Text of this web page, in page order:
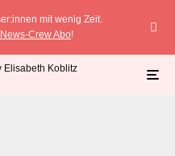
mit wenig Zeit.
News-Crew Abo!